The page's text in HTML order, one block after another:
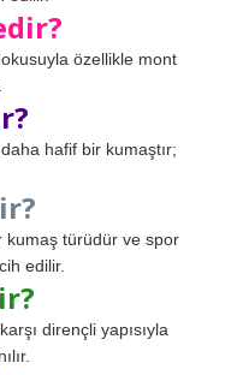
özellikle mont
hafif bir kumaştır;
kumaş türüdür ve spor
edilir.
dirençli yapısıyla